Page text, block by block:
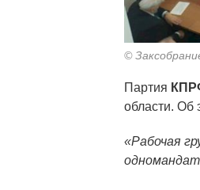
©
Партия
области. Об
«Рабочая